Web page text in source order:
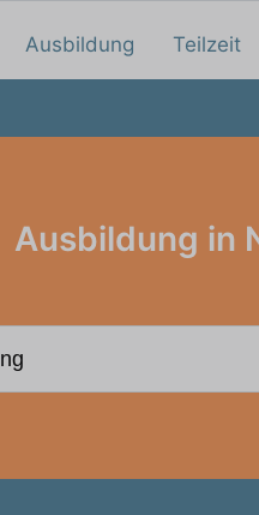
Ausbildung Teilzeit
Ausbildung in